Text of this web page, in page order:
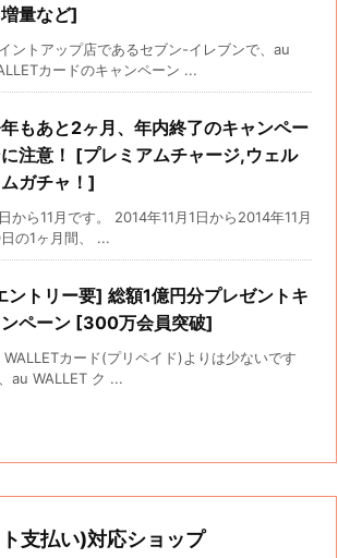
増量など]
ントアップ店であるセブン-イレブンで、au
カードのキャンペーン ...
もあと2ヶ月、年内終了のキャンペー
注意！ [プレミアムチャージ,ウェル
ガチャ！]
から11月です。 2014年11月1日から2014年11月
の1ヶ月間、 ...
ントリー要] 総額1億円分プレゼントキ
ンペーン [300万会員突破]
WALLETカード(プリペイド)よりは少ないです
au WALLET ク ...
支払い)対応ショップ